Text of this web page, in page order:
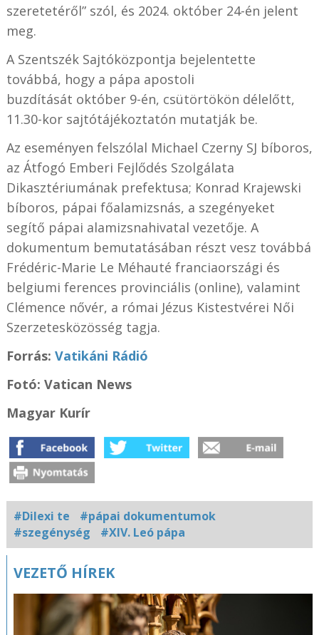
szeretetéről” szól, és 2024. október 24-én jelent
meg.
A Szentszék Sajtóközpontja bejelentette
továbbá, hogy a pápa apostoli
buzdítását október 9-én, csütörtökön délelőtt,
11.30-kor sajtótájékoztatón mutatják be.
Az eseményen felszólal Michael Czerny SJ bíboros,
az Átfogó Emberi Fejlődés Szolgálata
Dikasztériumának prefektusa; Konrad Krajewski
bíboros, pápai főalamizsnás, a szegényeket
segítő pápai alamizsnahivatal vezetője. A
dokumentum bemutatásában részt vesz továbbá
Frédéric-Marie Le Méhauté franciaországi és
belgiumi ferences provinciális (online), valamint
Clémence nővér, a római Jézus Kistestvérei Női
Szerzetesközösség tagja.
Forrás: Vatikáni Rádió
Fotó: Vatican News
Magyar Kurír
#Dilexi te
#pápai dokumentumok
#szegénység
#XIV. Leó pápa
Kapcsolódó
VEZETŐ HÍREK